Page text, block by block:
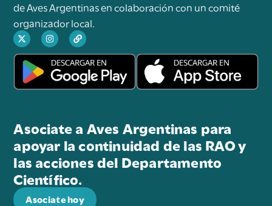
de Aves Argentinas en colaboración con un comité
organizador local.
Asociate a Aves Argentinas para
apoyar la continuidad de las RAO y
las acciones del Departamento
Científico.
Asociate hoy